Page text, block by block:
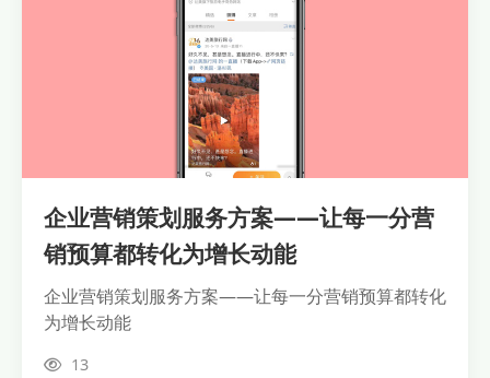
企业营销策划服务方案——让每一分营
销预算都转化为增长动能
企业营销策划服务方案——让每一分营销预算都转化
为增长动能
13